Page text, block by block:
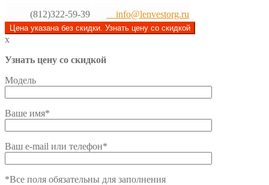
(812)322-59-39
info@lenvestorg.ru
Цена указана без скидки. Узнать цену со скидкой
x
Узнать цену со скидкой
Модель
Ваше имя*
Ваш e-mail или телефон*
*Все поля обязательны для заполнения